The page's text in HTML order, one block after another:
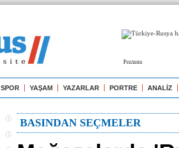
Реклама
SPOR YAŞAM YAZARLAR PORTRE ANALİZ
BASINDAN SEÇMELER